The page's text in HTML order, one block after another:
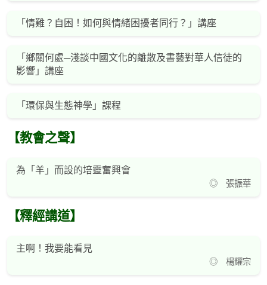
「情難？自困！如何與情緒困擾者同行？」講座
「鄉關何處─淺談中國文化的離散及書藝對華人信徒的
影響」講座
「環保與生態神學」課程
【教會之聲】
為「羊」而設的培靈奮興會
◎ 張振華
【釋經講道】
主啊！我要能看見
◎ 楊耀宗